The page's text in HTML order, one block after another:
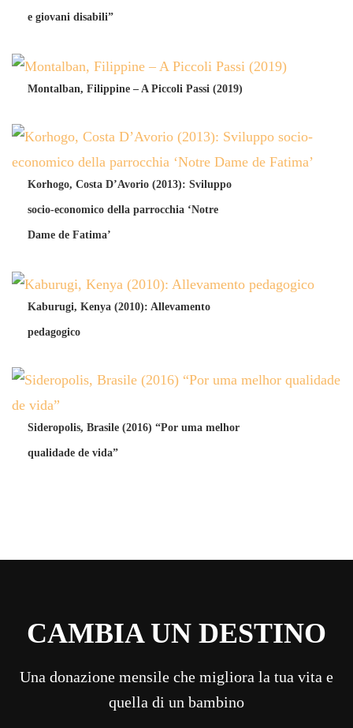
e giovani disabili”
Montalban, Filippine – A Piccoli Passi (2019)
Korhogo, Costa D’Avorio (2013): Sviluppo
socio-economico della parrocchia ‘Notre
Dame de Fatima’
Kaburugi, Kenya (2010): Allevamento
pedagogico
Sideropolis, Brasile (2016) “Por uma melhor
qualidade de vida”
CAMBIA UN DESTINO
Una donazione mensile che migliora la tua vita e
quella di un bambino